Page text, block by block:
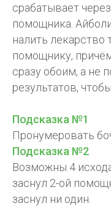
срабатывает
помощника.
налить лекарство
помощнику,
сразу обоим, а не
результатов,
Подсказка №1
Пронумеровать
Подсказка №2
Возможны 4
заснул 2-ой
заснул ни один.